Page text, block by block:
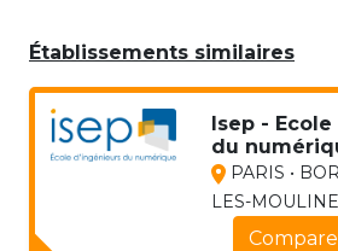
Établissements similaires
Isep -
du
PARIS •
LES-